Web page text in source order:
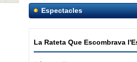
Espectacles
La Rateta Que Escombrava